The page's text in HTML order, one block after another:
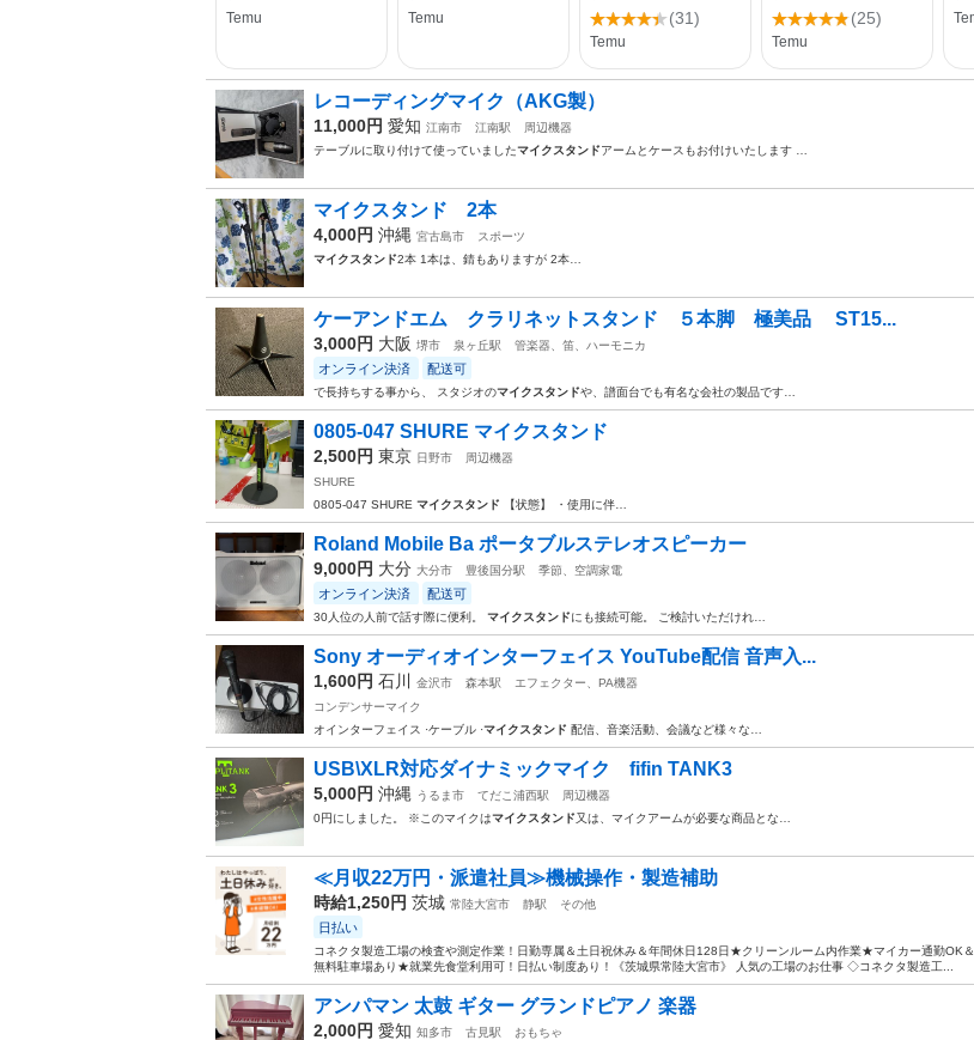
レコーディングマイク（AKG製）
11,000円 愛知 江南市 江南駅
周辺機器
テーブルに取り付けて使っていましたマイクスタンドアームとケースもお付けいたします …
マイクスタンド 2本
4,000円 沖縄 宮古島市
スポーツ
マイクスタンド2本 1本は、錆もありますが 2本…
ケーアンドエム クラリネットスタンド ５本脚 極美品 ST15...
3,000円 大阪 堺市 泉ヶ丘駅 管楽器、笛、ハーモニカ
オンライン決済 配送可
で長持ちする事から、 スタジオのマイクスタンドや、譜面台でも有名な会社の製品です…
0805-047 SHURE マイクスタンド
2,500円 東京 日野市
周辺機器
SHURE
0805-047 SHURE マイクスタンド 【状態】 ・使用に伴…
Roland Mobile Ba ポータブルステレオスピーカー
9,000円 大分 大分市 豊後国分駅 季節、空調家電
オンライン決済 配送可
30人位の人前で話す際に便利。 マイクスタンドにも接続可能。 ご検討いただけれ…
Sony オーディオインターフェイス YouTube配信 音声入...
1,600円 石川 金沢市 森本駅
エフェクター、PA機器
コンデンサーマイク
オインターフェイス ·ケーブル ·マイクスタンド 配信、音楽活動、会議など様々な…
USB\XLR対応ダイナミックマイク fifin TANK3
5,000円 沖縄 うるま市 てだこ浦西駅
周辺機器
0円にしました。 ※このマイクはマイクスタンド又は、マイクアームが必要な商品とな…
≪月収22万円・派遣社員≫機械操作・製造補助
時給1,250円 茨城 常陸大宮市 静駅 その他
日払い
コネクタ製造工場の検査や測定作業！日勤専属＆土日祝休み＆年間休日128日★クリーンルーム内作業★マイカー通勤OK＆
無料駐車場あり★就業先食堂利用可！日払い制度あり！《茨城県常陸大宮市》 人気の工場のお仕事 ◇コネクタ製造工...
アンパマン 太鼓 ギター グランドピアノ 楽器
2,000円 愛知 知多市 古見駅
おもちゃ